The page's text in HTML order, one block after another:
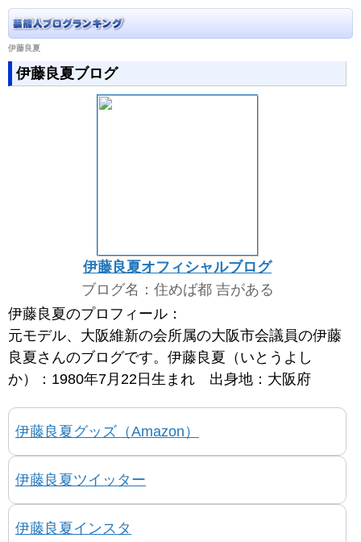
伊藤良夏
伊藤良夏ブログ
伊藤良夏オフィシャルブログ
ブログ名：住めば都 吉がある
伊藤良夏のプロフィール：
元モデル、大阪維新の会所属の大阪市会議員の伊藤
良夏さんのブログです。伊藤良夏（いとうよし
か）：1980年7月22日生まれ 出身地：大阪府
伊藤良夏グッズ（Amazon）
伊藤良夏ツイッター
伊藤良夏インスタ